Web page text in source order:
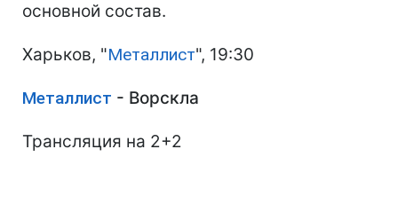
основной состав.
Харьков, "Металлист", 19:30
Металлист - Ворскла
Трансляция на 2+2